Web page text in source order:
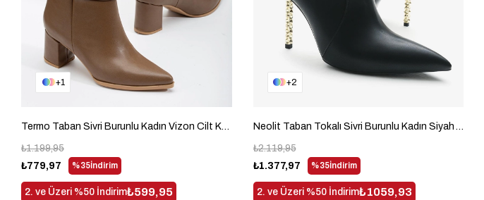
1
Termo Taban Sivri Burunlu Kadın Vizon Cilt Kalın Topuklu Çizme TBACR3541
%35İndirim
₺779,97
₺1.199,95
2. ve Üzeri %50 İndirim₺599,95
2
Neolit Taban Tokalı Sivri Burunlu Kadın Siyah Yüksek Topuklu Bot TBDDD1310
%35İndirim
₺1.377,97
₺2.119,95
2. ve Üzeri %50 İndirim₺1059,93